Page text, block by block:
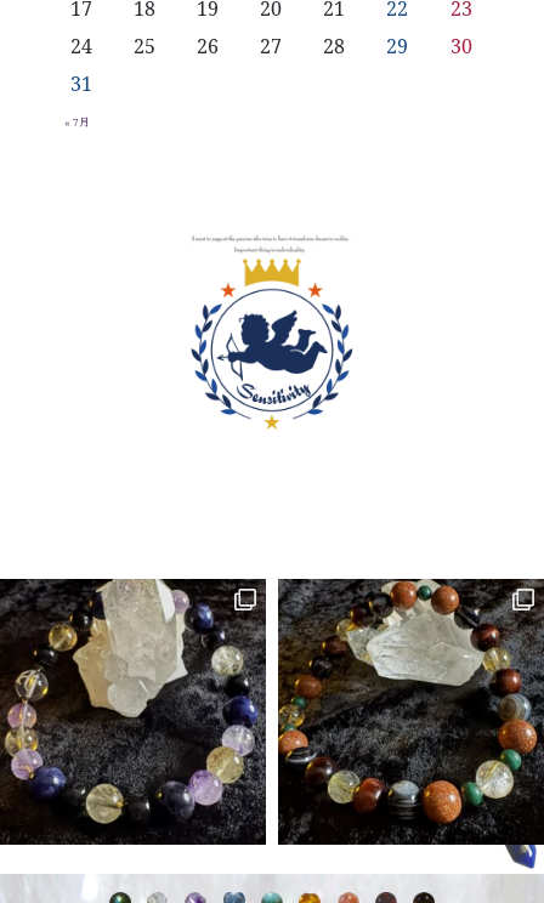
17
18 19 20 21 22
23
24
25 26 27 28 29
30
31
« 7月